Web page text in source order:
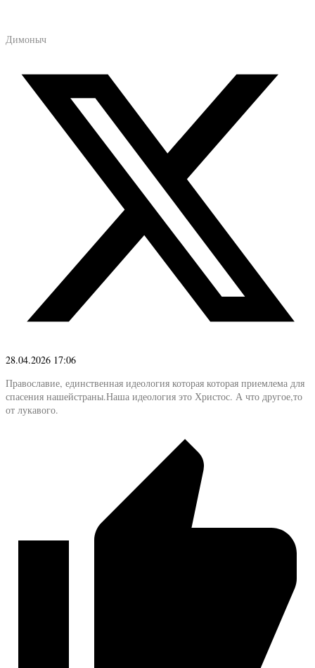
Димоныч
28.04.2026 17:06
Православие, единственная идеология которая которая приемлема для
спасения нашейстраны.Наша идеология это Христос. А что другое,то
от лукавого.